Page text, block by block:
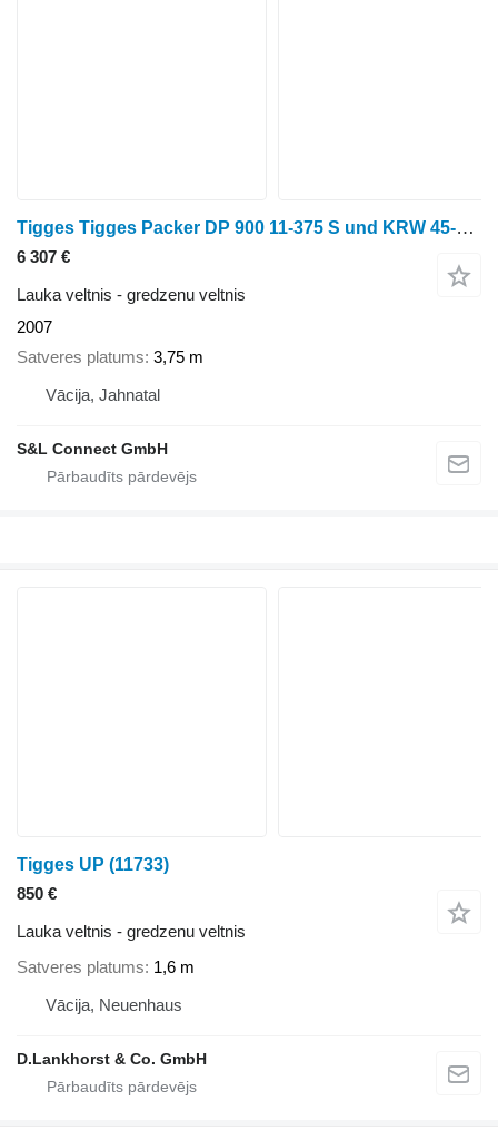
Tigges Tigges Packer DP 900 11-375 S und KRW 45-390
6 307 €
Lauka veltnis - gredzenu veltnis
2007
Satveres platums 3,75 m
Vācija, Jahnatal
S&L Connect GmbH
Tigges UP (11733)
850 €
Lauka veltnis - gredzenu veltnis
Satveres platums 1,6 m
Vācija, Neuenhaus
D.Lankhorst & Co. GmbH